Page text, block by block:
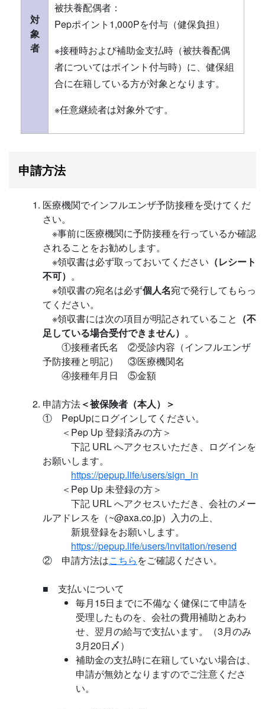
対
象
者
被扶養配偶者：
Pepポイント1,000Pを付与（健保負担）
※接種時および補助金支払時（被扶養配偶
者についてはポイント付与時）に、健保組
合に在籍している方が対象となります。
※任意継続者は対象外です。
申請方法
医療機関でインフルエンザ予防接種を受けてくだ
さい。
※事前に医療機関に予防接種を行っているか確認
されることをお勧めします。
※領収書は必ず取っておいてください （レシート
不可） 。
※領収書の宛名は必ず個人名宛で発行してもらっ
てください。
※領収書には次の項目が明記されていること （不
足している場合受付できません） 。
①接種者氏名 ②受診内容（インフルエンザ
予防接種と明記） ③医療機関名
④接種年月日 ⑤金額
申請方法＜被保険者（本人）＞
① PepUpにログインしてください。
＜Pep Up 登録済みの方＞
下記 URL へアクセスいただき、ログインを
お願いします。
https://pepup.life/users/sign_in
＜Pep Up 未登録の方＞
下記 URL へアクセスいただき、会社のメー
ルアドレスを（~@axa.co.jp）入力の上、
新規登録をお願いします。
https://pepup.life/users/invitation/resend
② 申請方法はこちらをご確認ください。
■ 支払いについて
毎月15日までに不備なく健保にて申請を
受理したものを、会社の費用補助とあわ
せ、翌月の給与で支払います。（3月のみ
3月20日〆）
補助金の支払時に在籍していない場合は、
申請が無効となりますのでご注意くださ
い。